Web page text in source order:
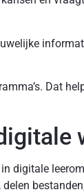
Dat
digitale